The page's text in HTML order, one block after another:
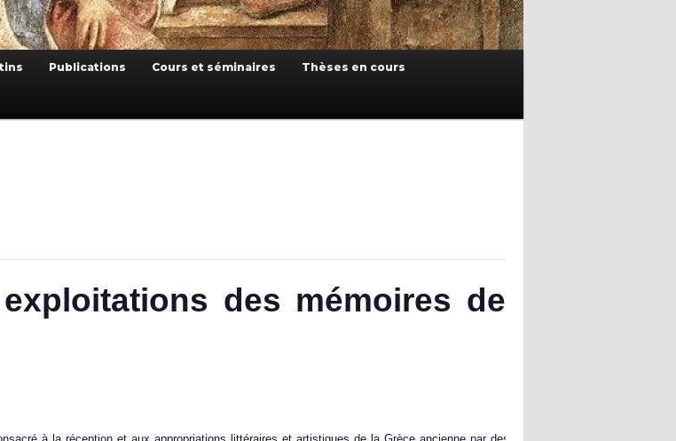
Publications Cours et séminaires Thèses en cours
des mémoires de